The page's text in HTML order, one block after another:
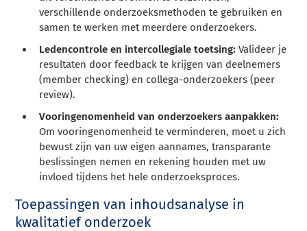
verschillende onderzoeksmethoden te gebruiken en
samen te werken met meerdere onderzoekers.
Ledencontrole en intercollegiale toetsing: Valideer je
resultaten door feedback te krijgen van deelnemers
(member checking) en collega-onderzoekers (peer
review).
Vooringenomenheid van onderzoekers aanpakken:
Om vooringenomenheid te verminderen, moet u zich
bewust zijn van uw eigen aannames, transparante
beslissingen nemen en rekening houden met uw
invloed tijdens het hele onderzoeksproces.
Toepassingen van inhoudsanalyse in
kwalitatief onderzoek